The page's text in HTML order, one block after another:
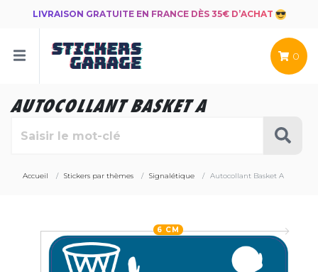
LIVRAISON GRATUITE EN FRANCE DÈS 35€ D’ACHAT
0
AUTOCOLLANT BASKET A
Accueil Stickers par thèmes Signalétique Autocollant Basket A
6 CM